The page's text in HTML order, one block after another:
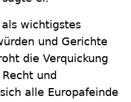
wichtigstes
und Gerichte
die Verquickung
und
alle Europafeinde